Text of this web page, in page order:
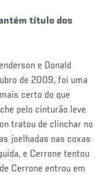
título dos
e Donald
de 2009, foi uma
certo do que
pelo cinturão leve
tratou de clinchar no
joelhadas nas coxas
e Cerrone tentou
Cerrone entrou em